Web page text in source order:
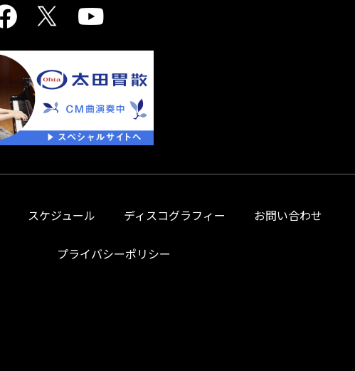
スケジュール ディスコグラフィー お問い合わせ
プライバシーポリシー